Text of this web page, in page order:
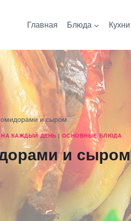
Главная Блюда Кухни
и сыром
НА КАЖДЫЙ ДЕНЬ | ОСНОВНЫЕ БЛЮДА
и сыром